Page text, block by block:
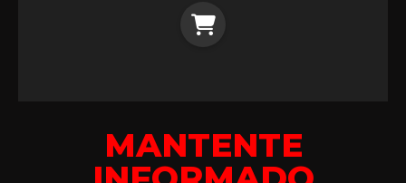
MANTENTE